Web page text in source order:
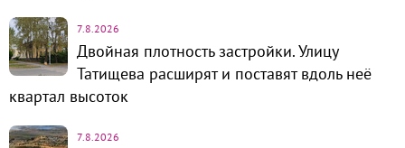
7.8.2026
Двойная плотность застройки. Улицу
Татищева расширят и поставят вдоль неё
квартал высоток
7.8.2026